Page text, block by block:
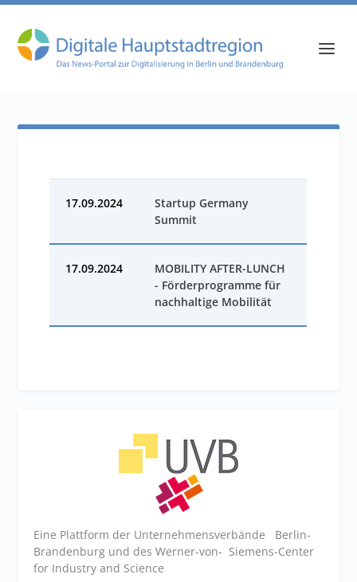
17.09.2024
Startup Germany
Summit
17.09.2024
MOBILITY AFTER-LUNCH
- Förderprogramme für
nachhaltige Mobilität
Eine Plattform der Unternehmensverbände Berlin-
Brandenburg und des Werner-von- Siemens-Center
for Industry and Science